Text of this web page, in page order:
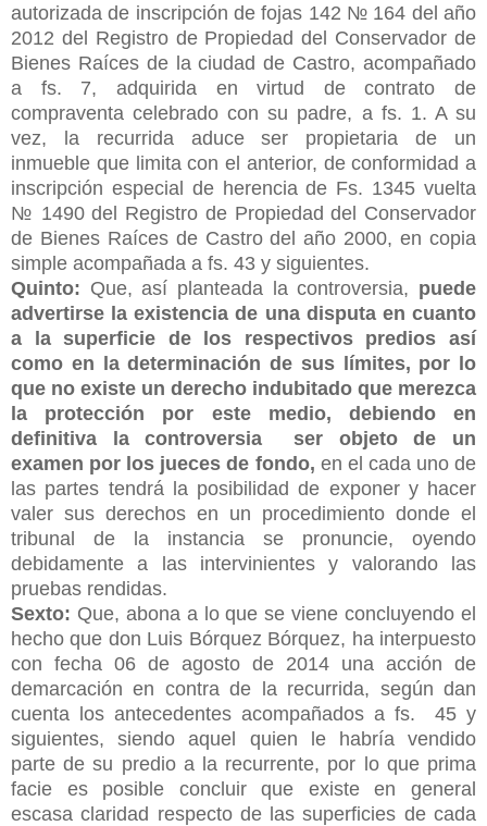
autorizada de inscripción de fojas 142 № 164 del año
2012 del Registro de Propiedad del Conservador de
Bienes Raíces de la ciudad de Castro, acompañado
a fs. 7, adquirida en virtud de contrato de
compraventa celebrado con su padre, a fs. 1. A su
vez, la recurrida aduce ser propietaria de un
inmueble que limita con el anterior, de conformidad a
inscripción especial de herencia de Fs. 1345 vuelta
№ 1490 del Registro de Propiedad del Conservador
de Bienes Raíces de Castro del año 2000, en copia
simple acompañada a fs. 43 y siguientes.
Quinto: Que, así planteada la controversia, puede
advertirse la existencia de una disputa en cuanto
a la superficie de los respectivos predios así
como en la determinación de sus límites, por lo
que no existe un derecho indubitado que merezca
la protección por este medio, debiendo en
definitiva la controversia ser objeto de un
examen por los jueces de fondo, en el cada uno de
las partes tendrá la posibilidad de exponer y hacer
valer sus derechos en un procedimiento donde el
tribunal de la instancia se pronuncie, oyendo
debidamente a las intervinientes y valorando las
pruebas rendidas.
Sexto: Que, abona a lo que se viene concluyendo el
hecho que don Luis Bórquez Bórquez, ha interpuesto
con fecha 06 de agosto de 2014 una acción de
demarcación en contra de la recurrida, según dan
cuenta los antecedentes acompañados a fs. 45 y
siguientes, siendo aquel quien le habría vendido
parte de su predio a la recurrente, por lo que prima
facie es posible concluir que existe en general
escasa claridad respecto de las superficies de cada